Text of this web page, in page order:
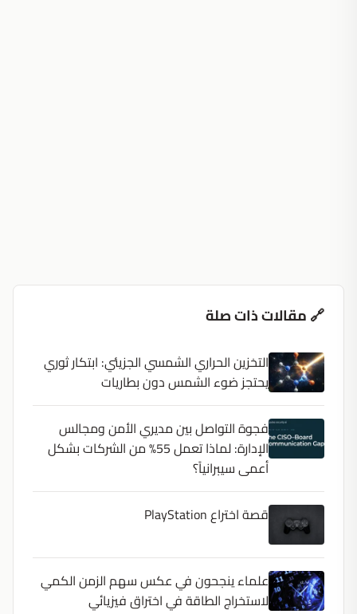
🔗 مقالات ذات صلة
التخزين الحراري الشمسي الجزيئي: ابتكار ثوري
يحتجز ضوء الشمس دون بطاريات
فجوة التواصل بين مديري الأمن ومجالس
الإدارة: لماذا تعمل 55% من الشركات بشكل
أعمى سيبرانياً؟
قصة اختراع PlayStation
علماء ينجحون في عكس سهم الزمن الكمي
لاستخراج الطاقة في اختراق فيزيائي